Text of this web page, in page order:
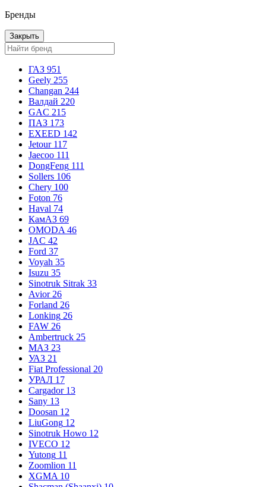
Бренды
Закрыть
ГАЗ 951
Geely 255
Changan 244
Валдай 220
GAC 215
ПАЗ 173
EXEED 142
Jetour 117
Jaecoo 111
DongFeng 111
Sollers 106
Chery 100
Foton 76
Haval 74
КамАЗ 69
OMODA 46
JAC 42
Ford 37
Voyah 35
Isuzu 35
Sinotruk Sitrak 33
Avior 26
Forland 26
Lonking 26
FAW 26
Ambertruck 25
МАЗ 23
УАЗ 21
Fiat Professional 20
УРАЛ 17
Cargador 13
Sany 13
Doosan 12
LiuGong 12
Sinotruk Howo 12
IVECO 12
Yutong 11
Zoomlion 11
XGMA 10